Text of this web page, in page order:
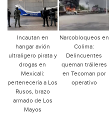
Incautan en
hangar avión
ultraligero pirata y
drogas en
Mexicali:
pertenecería a Los
Rusos, brazo
armado de Los
Mayos
Narcobloqueos en
Colima:
Delincuentes
queman tráileres
en Tecoman por
operativo